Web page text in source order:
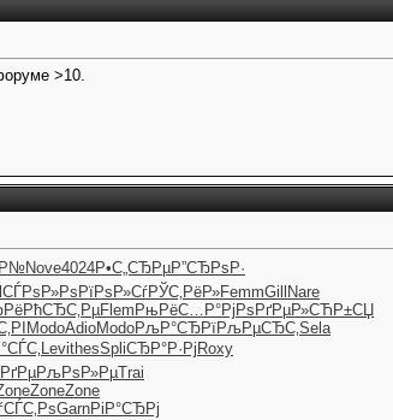
>10.
Nove4024Р•С„СЂРµР”СЂРѕР·
СЃРѕР»Рѕ РїРѕР»СѓРЎС‚РёР»FemmGill Nare
РћСЂС‚РµFlem РњРёС…Р°РјРѕРґРµР»СЋР±СЏ
ModoAdioModoРљР°СЂРїРљРµСЂС‚Sela
LevithesSpliСЂР°Р·Рј Roxy
РљРѕР»РµTrai
ZoneZone
GarnРіР°СЂРј